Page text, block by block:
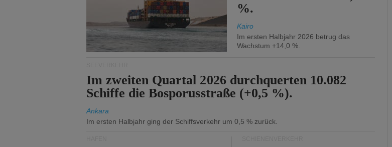
%.
Kairo
Im ersten Halbjahr 2026 betrug das
Wachstum +14,0 %.
Im zweiten Quartal 2026 durchquerten 10.082
Schiffe die Bosporusstraße (+0,5 %).
Ankara
Im ersten Halbjahr ging der Schiffsverkehr um 0,5 % zurück.